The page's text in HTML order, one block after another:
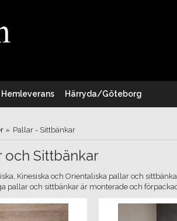
Hemleverans Härryda/Göteborg
» Pallar - Sittbänkar
och Sittbänkar
Kinesiska och Orientaliska pallar och
pallar och sittbänkar är monterade och